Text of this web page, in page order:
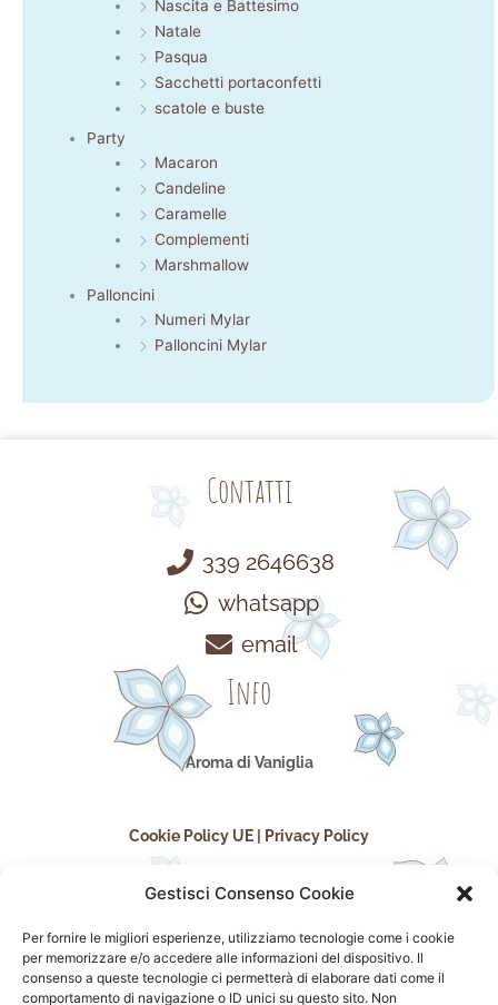
Gestisci Consenso Cookie
Per fornire le migliori esperienze, utilizziamo tecnologie come i cookie
per memorizzare e/o accedere alle informazioni del dispositivo. Il
consenso a queste tecnologie ci permetterà di elaborare dati come il
comportamento di navigazione o ID unici su questo sito. Non
Nascita e Battesimo
Natale
Pasqua
Sacchetti portaconfetti
scatole e buste
Party
Macaron
Candeline
Caramelle
Complementi
Marshmallow
Palloncini
Numeri Mylar
Palloncini Mylar
Contatti
339 2646638
whatsapp
email
Info
Aroma di Vaniglia
Cookie Policy UE Privacy Policy